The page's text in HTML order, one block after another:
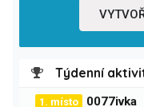
Týdenní
1. místo 0077ivka